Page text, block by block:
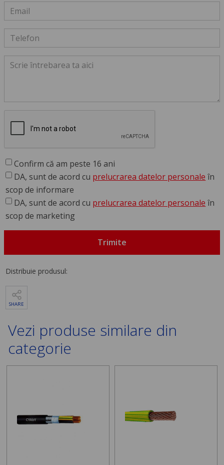
Confirm că am peste 16 ani
DA, sunt de acord cu prelucrarea datelor personale în
scop de informare
DA, sunt de acord cu prelucrarea datelor personale în
scop de marketing
Trimite
Distribuie produsul:
SHARE
Vezi produse similare din
categorie